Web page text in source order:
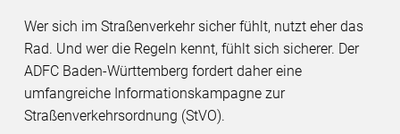
Wer sich im Straßenverkehr sicher fühlt, nutzt eher das
Rad. Und wer die Regeln kennt, fühlt sich sicherer. Der
ADFC Baden-Württemberg fordert daher eine
umfangreiche Informationskampagne zur
Straßenverkehrsordnung (StVO).